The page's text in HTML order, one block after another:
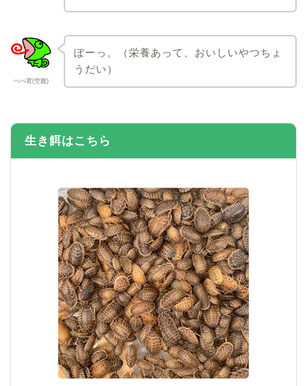
ぺぺ君(空腹)
ぽーっ。（栄養あって、おいしいやつちょ
うだい）
生き餌はこちら